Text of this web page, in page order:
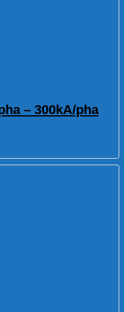
– 300kA/pha